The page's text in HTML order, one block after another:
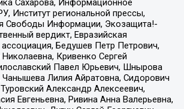
Сахарова, Информационное
Институт региональной прессы,
Свободы Информации, Экозащита!-
вердикт, Евразийская
Бедушев Петр Петрович,
Кривенко Сергей
Павел Юрьевич, Шнырова
Лилия Айратовна, Сидорович
Александр Алексеевич,
Евгеньевна, Ривина Анна Валерьевна,